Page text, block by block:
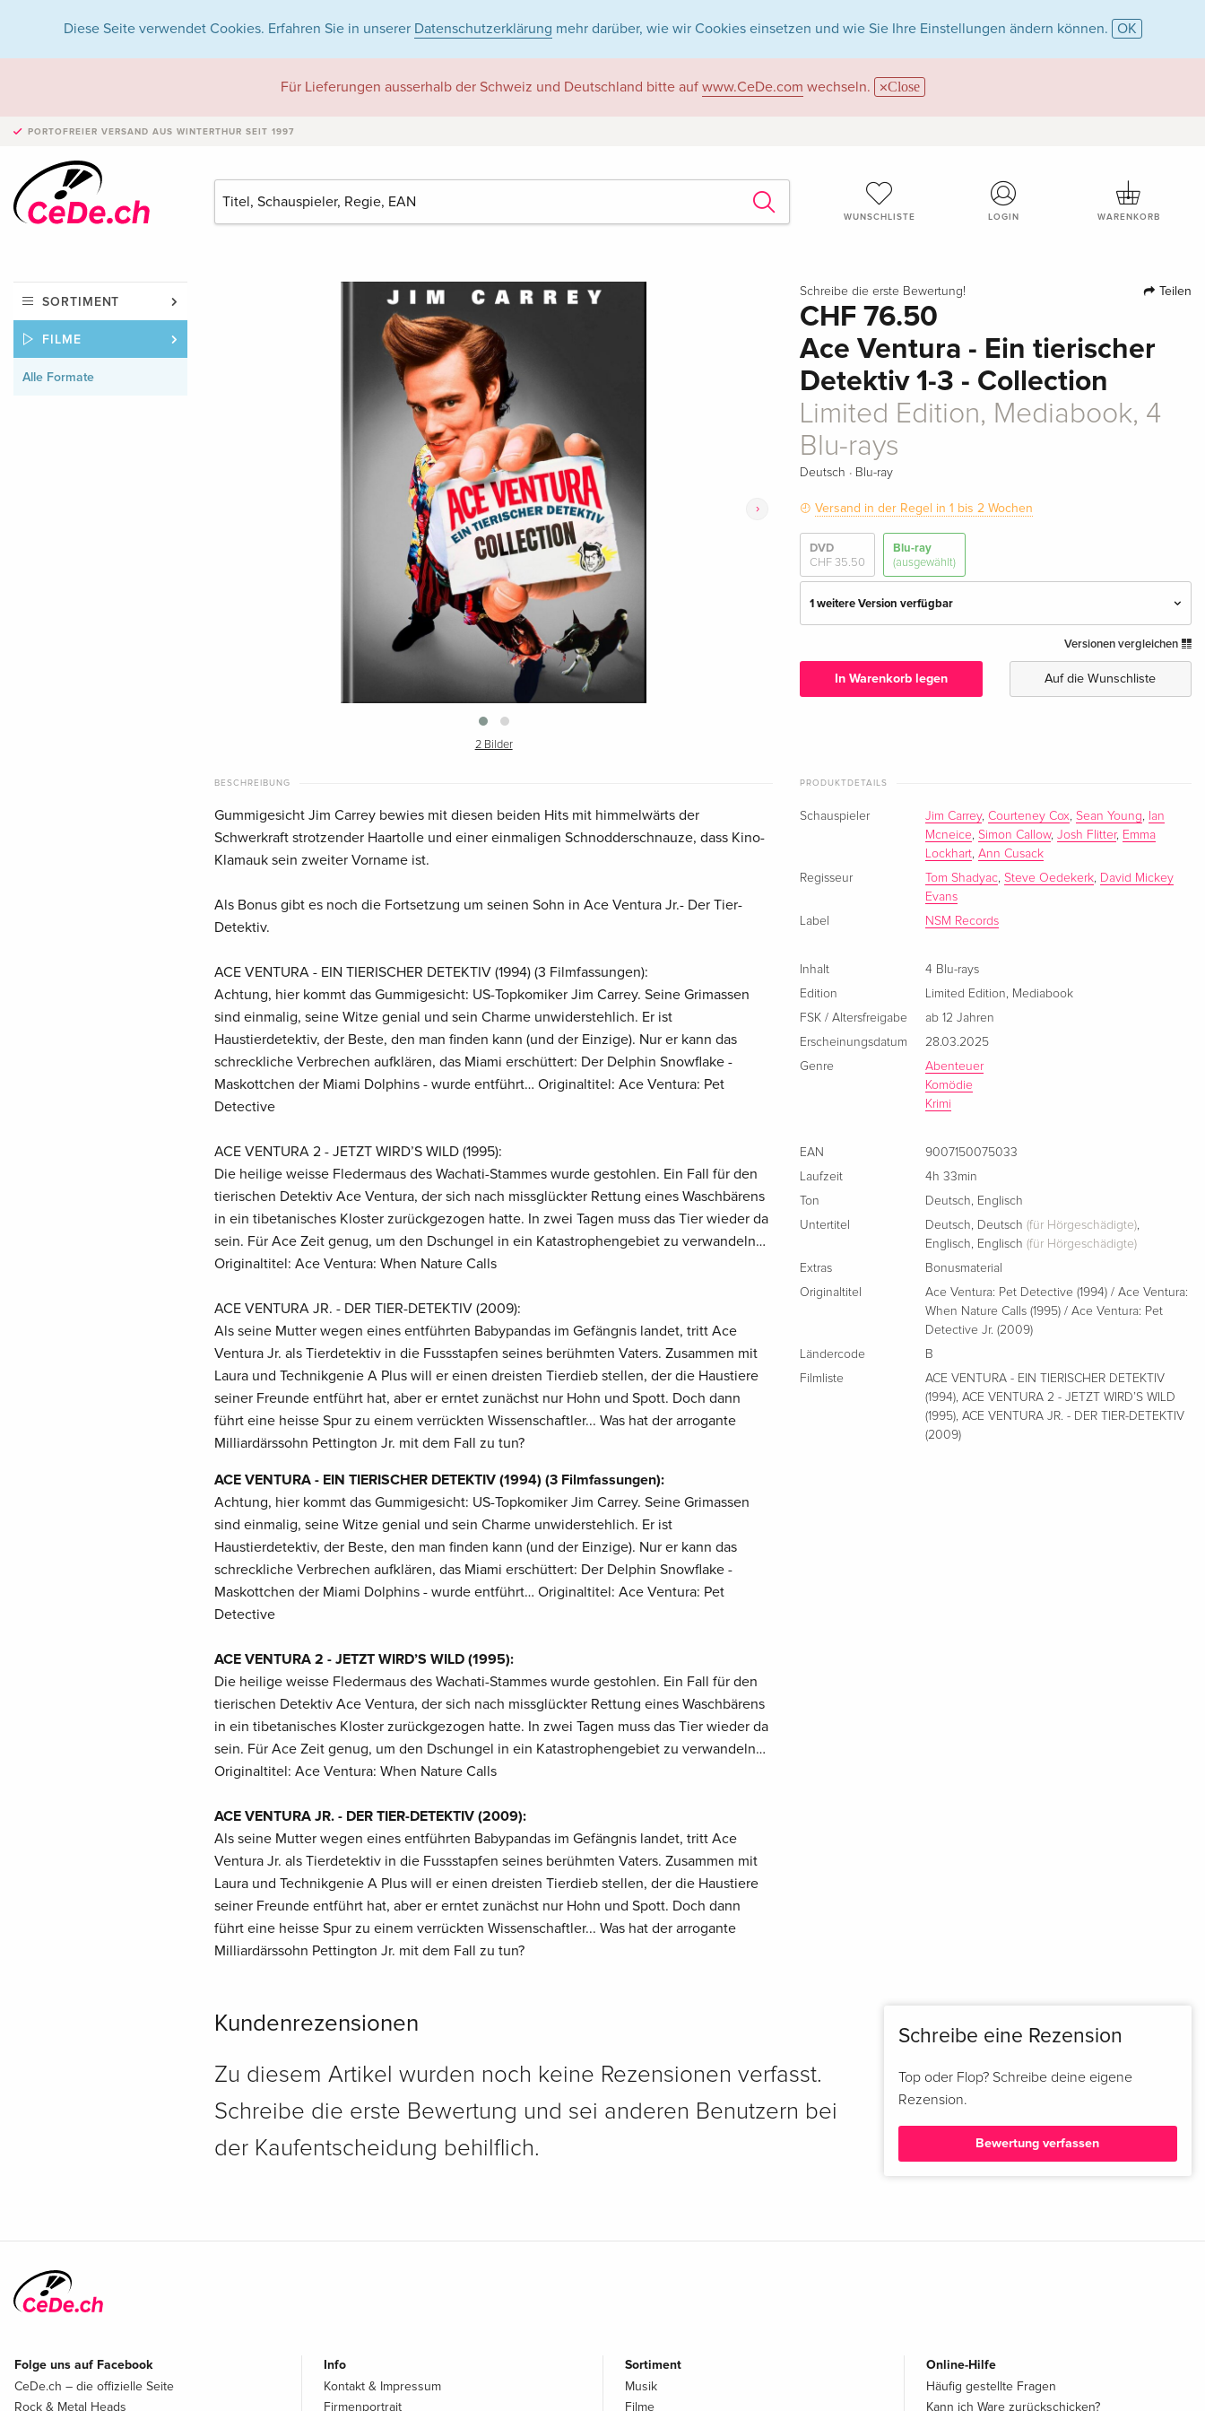
Diese Seite verwendet Cookies. Erfahren Sie in unserer Datenschutzerklärung mehr darüber, wie wir Cookies einsetzen und wie Sie Ihre Einstellungen ändern können. OK
Für Lieferungen ausserhalb der Schweiz und Deutschland bitte auf www.CeDe.com wechseln. Close
PORTOFREIER VERSAND AUS WINTERTHUR SEIT 1997
WUNSCHLISTE LOGIN WARENKORB
SORTIMENT
FILME
Alle Formate
›
2 Bilder
Schreibe die erste Bewertung! Teilen
CHF 76.50
Ace Ventura - Ein tierischer
Detektiv 1-3 - Collection
Limited Edition, Mediabook, 4
Blu-rays
Deutsch · Blu-ray
Versand in der Regel in 1 bis 2 Wochen
DVD
CHF 35.50
Blu-ray
(ausgewählt)
1 weitere Version verfügbar
Deutsch
CHF 39.50
Versionen vergleichen
In Warenkorb legen Auf die Wunschliste
BESCHREIBUNG
Gummigesicht Jim Carrey bewies mit diesen beiden Hits mit himmelwärts der
Schwerkraft strotzender Haartolle und einer einmaligen Schnodderschnauze, dass Kino-
Klamauk sein zweiter Vorname ist.
Als Bonus gibt es noch die Fortsetzung um seinen Sohn in Ace Ventura Jr.- Der Tier-
Detektiv.
ACE VENTURA - EIN TIERISCHER DETEKTIV (1994) (3 Filmfassungen):
Achtung, hier kommt das Gummigesicht: US-Topkomiker Jim Carrey. Seine Grimassen
sind einmalig, seine Witze genial und sein Charme unwiderstehlich. Er ist
Haustierdetektiv, der Beste, den man finden kann (und der Einzige). Nur er kann das
schreckliche Verbrechen aufklären, das Miami erschüttert: Der Delphin Snowflake -
Maskottchen der Miami Dolphins - wurde entführt… Originaltitel: Ace Ventura: Pet
Detective
ACE VENTURA 2 - JETZT WIRD’S WILD (1995):
Die heilige weisse Fledermaus des Wachati-Stammes wurde gestohlen. Ein Fall für den
tierischen Detektiv Ace Ventura, der sich nach missglückter Rettung eines Waschbärens
in ein tibetanisches Kloster zurückgezogen hatte. In zwei Tagen muss das Tier wieder da
sein. Für Ace Zeit genug, um den Dschungel in ein Katastrophengebiet zu verwandeln…
Originaltitel: Ace Ventura: When Nature Calls
ACE VENTURA JR. - DER TIER-DETEKTIV (2009):
Als seine Mutter wegen eines entführten Babypandas im Gefängnis landet, tritt Ace
Ventura Jr. als Tierdetektiv in die Fussstapfen seines berühmten Vaters. Zusammen mit
Laura und Technikgenie A Plus will er einen dreisten Tierdieb stellen, der die Haustiere
seiner Freunde entführt hat, aber er erntet zunächst nur Hohn und Spott. Doch dann
führt eine heisse Spur zu einem verrückten Wissenschaftler... Was hat der arrogante
Milliardärssohn Pettington Jr. mit dem Fall zu tun?
ACE VENTURA - EIN TIERISCHER DETEKTIV (1994) (3 Filmfassungen):
Achtung, hier kommt das Gummigesicht: US-Topkomiker Jim Carrey. Seine Grimassen
sind einmalig, seine Witze genial und sein Charme unwiderstehlich. Er ist
Haustierdetektiv, der Beste, den man finden kann (und der Einzige). Nur er kann das
schreckliche Verbrechen aufklären, das Miami erschüttert: Der Delphin Snowflake -
Maskottchen der Miami Dolphins - wurde entführt… Originaltitel: Ace Ventura: Pet
Detective
ACE VENTURA 2 - JETZT WIRD’S WILD (1995):
Die heilige weisse Fledermaus des Wachati-Stammes wurde gestohlen. Ein Fall für den
tierischen Detektiv Ace Ventura, der sich nach missglückter Rettung eines Waschbärens
in ein tibetanisches Kloster zurückgezogen hatte. In zwei Tagen muss das Tier wieder da
sein. Für Ace Zeit genug, um den Dschungel in ein Katastrophengebiet zu verwandeln…
Originaltitel: Ace Ventura: When Nature Calls
ACE VENTURA JR. - DER TIER-DETEKTIV (2009):
Als seine Mutter wegen eines entführten Babypandas im Gefängnis landet, tritt Ace
Ventura Jr. als Tierdetektiv in die Fussstapfen seines berühmten Vaters. Zusammen mit
Laura und Technikgenie A Plus will er einen dreisten Tierdieb stellen, der die Haustiere
seiner Freunde entführt hat, aber er erntet zunächst nur Hohn und Spott. Doch dann
führt eine heisse Spur zu einem verrückten Wissenschaftler... Was hat der arrogante
Milliardärssohn Pettington Jr. mit dem Fall zu tun?
PRODUKTDETAILS
Schauspieler Jim Carrey,Courteney Cox,Sean Young, Ian
Mcneice,Simon Callow,Josh Flitter, Emma
Lockhart,Ann Cusack
Regisseur
Tom Shadyac,Steve Oedekerk, David Mickey
Evans
Label
NSM Records
Inhalt
4 Blu-rays
Edition
Limited Edition, Mediabook
FSK / Altersfreigabe
ab 12 Jahren
Erscheinungsdatum
28.03.2025
Genre
Abenteuer
Komödie
Krimi
EAN
9007150075033
Laufzeit
4h 33min
Ton
Deutsch, Englisch
Untertitel
Deutsch, Deutsch (für Hörgeschädigte),
Englisch, Englisch (für Hörgeschädigte)
Extras
Bonusmaterial
Originaltitel
Ace Ventura: Pet Detective (1994) / Ace Ventura:
When Nature Calls (1995) / Ace Ventura: Pet
Detective Jr. (2009)
Ländercode
B
Filmliste
ACE VENTURA - EIN TIERISCHER DETEKTIV
(1994),ACE VENTURA 2 - JETZT WIRD’S WILD
(1995),ACE VENTURA JR. - DER TIER-DETEKTIV
(2009)
Kundenrezensionen
Zu diesem Artikel wurden noch keine Rezensionen verfasst.
Schreibe die erste Bewertung und sei anderen Benutzern bei
der Kaufentscheidung behilflich.
Schreibe eine Rezension
Top oder Flop? Schreibe deine eigene
Rezension.
Bewertung verfassen
Folge uns auf Facebook
CeDe.ch – die offizielle Seite
Rock & Metal Heads
Info
Kontakt & Impressum
Firmenportrait
Sortiment
Musik
Filme
Online-Hilfe
Häufig gestellte Fragen
Kann ich Ware zurückschicken?